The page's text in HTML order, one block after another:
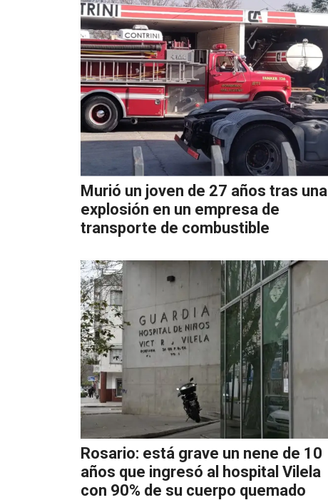
Murió un joven de 27 años tras una
explosión en un empresa de
transporte de combustible
Rosario: está grave un nene de 10
años que ingresó al hospital Vilela
con 90% de su cuerpo quemado